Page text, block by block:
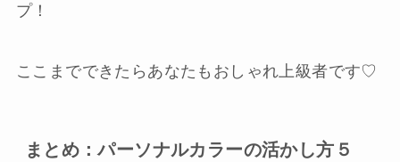
プ！
ここまでできたらあなたもおしゃれ上級者です♡
まとめ：パーソナルカラーの活かし方５